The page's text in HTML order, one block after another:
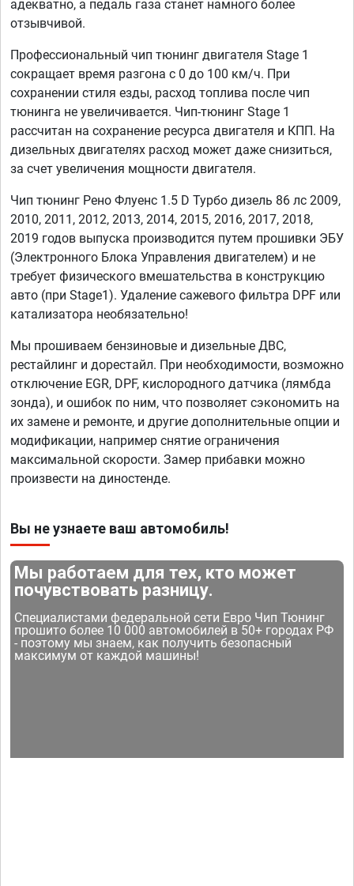
адекватно, а педаль газа станет намного более
отзывчивой.
Профессиональный чип тюнинг двигателя Stage 1
сокращает время разгона с 0 до 100 км/ч. При
сохранении стиля езды, расход топлива после чип
тюнинга не увеличивается. Чип-тюнинг Stage 1
рассчитан на сохранение ресурса двигателя и КПП. На
дизельных двигателях расход может даже снизиться,
за счет увеличения мощности двигателя.
Чип тюнинг Рено Флуенс 1.5 D Турбо дизель 86 лс 2009,
2010, 2011, 2012, 2013, 2014, 2015, 2016, 2017, 2018,
2019 годов выпуска производится путем прошивки ЭБУ
(Электронного Блока Управления двигателем) и не
требует физического вмешательства в конструкцию
авто (при Stage1). Удаление сажевого фильтра DPF или
катализатора необязательно!
Мы прошиваем бензиновые и дизельные ДВС,
рестайлинг и дорестайл. При необходимости, возможно
отключение EGR, DPF, кислородного датчика (лямбда
зонда), и ошибок по ним, что позволяет сэкономить на
их замене и ремонте, и другие дополнительные опции и
модификации, например снятие ограничения
максимальной скорости. Замер прибавки можно
произвести на диностенде.
Вы не узнаете ваш автомобиль!
Мы работаем для тех, кто может
почувствовать разницу.
Специалистами федеральной сети Евро Чип Тюнинг
прошито более 10 000 автомобилей в 50+ городах РФ
- поэтому мы знаем, как получить безопасный
максимум от каждой машины!